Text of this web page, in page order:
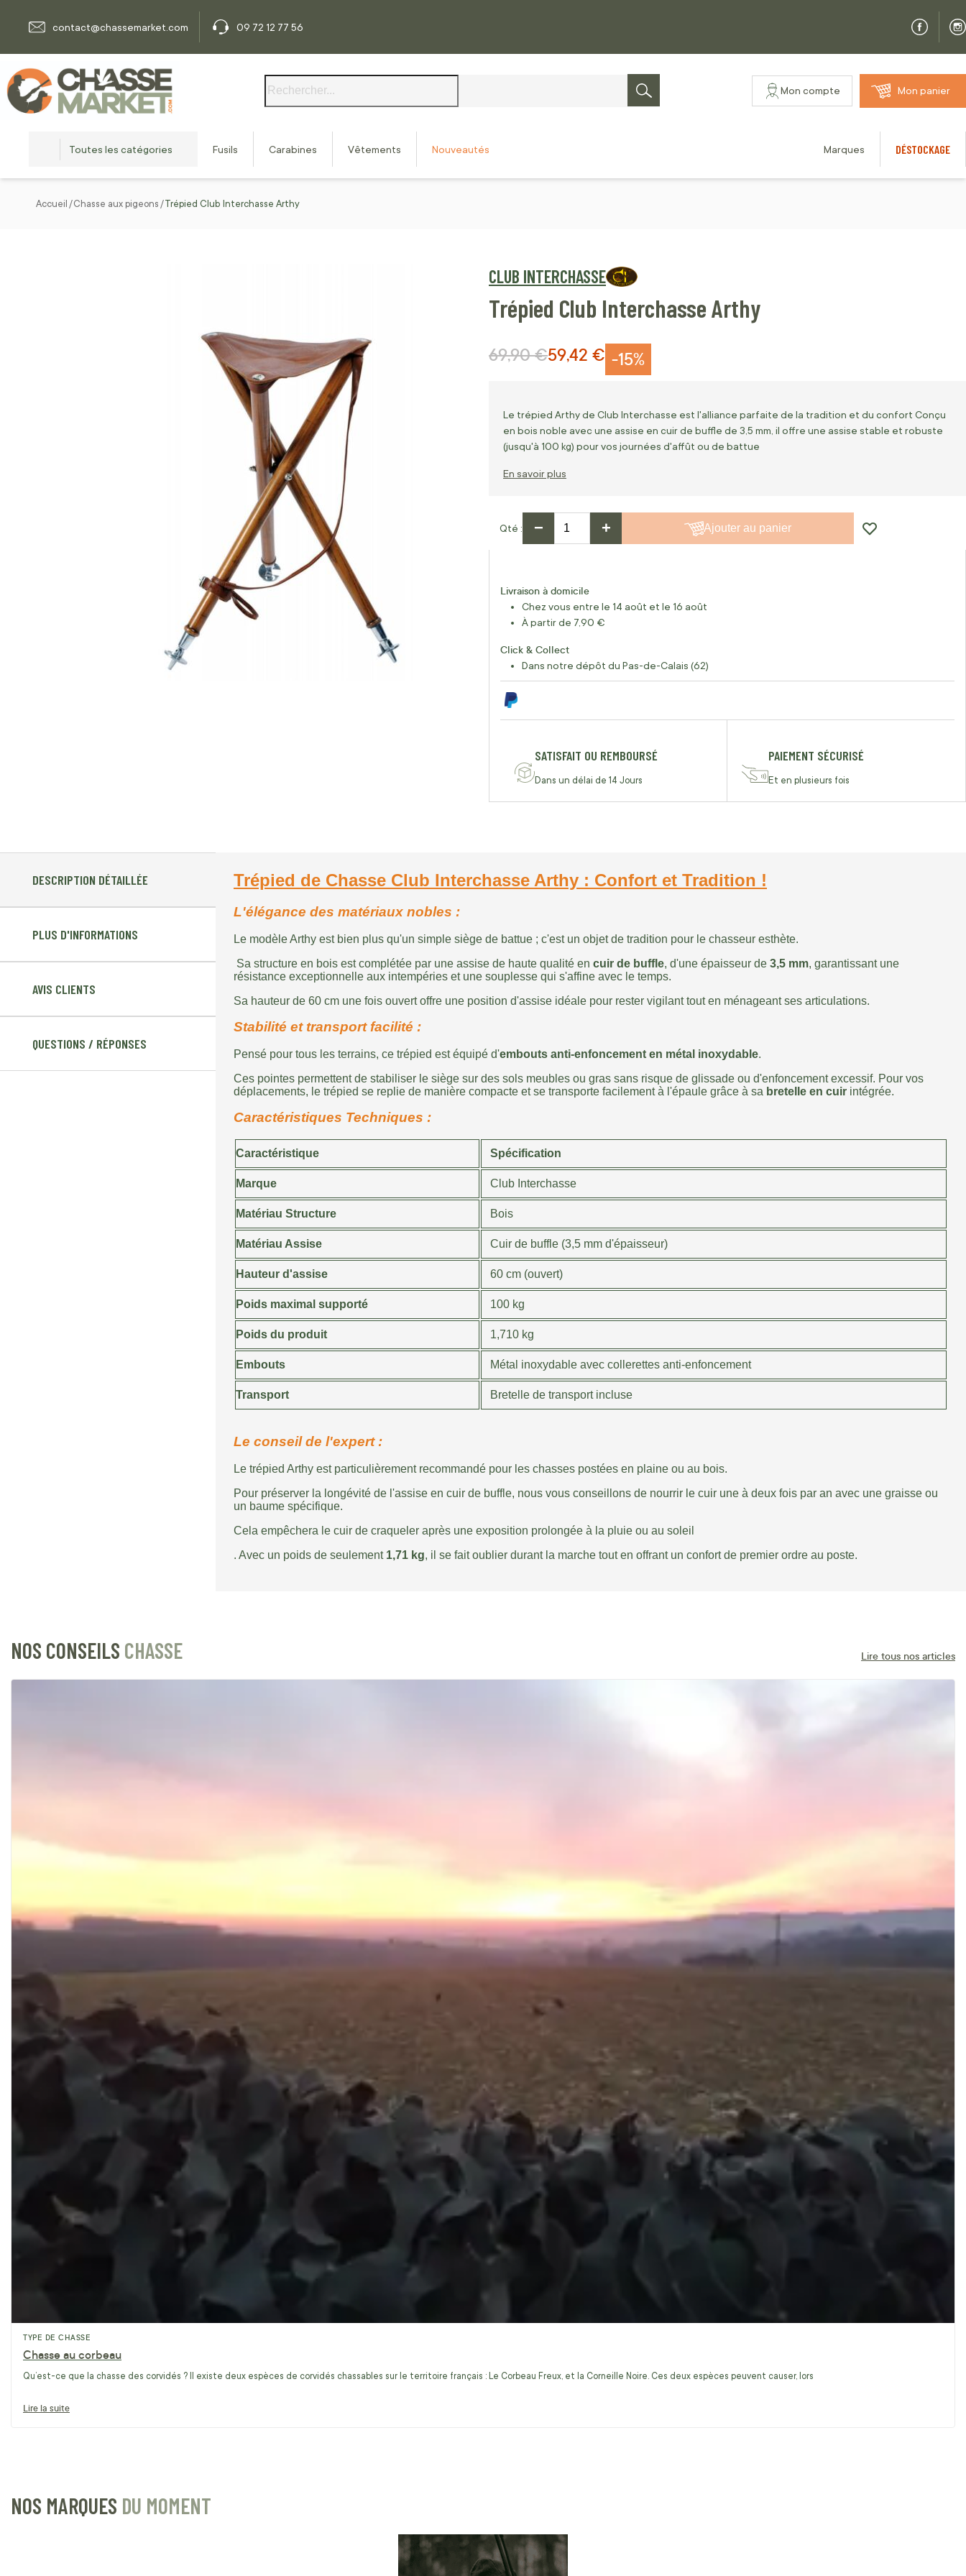
contact@chassemarket.com
09 72 12 77 56
Rechercher
Mon compte Mon panier
Toutes les catégories Fusils Carabines Vêtements Nouveautés Marques DÉSTOCKAGE
Accueil Chasse aux pigeons Trépied Club Interchasse Arthy
CLUB INTERCHASSE
Trépied Club Interchasse Arthy
-15%
Prix Spécial
59,42 €
Prix normal
69,90 €
Le trépied Arthy de Club Interchasse est l'alliance parfaite de la tradition et du confort Conçu
en bois noble avec une assise en cuir de buffle de 3,5 mm, il offre une assise stable et robuste
(jusqu'à 100 kg) pour vos journées d'affût ou de battue
En savoir plus
Qté − + Ajouter au panier
Livraison à domicile
Chez vous entre le 14 août et le 16 août
À partir de 7,90 €
Click & Collect
Dans notre dépôt du Pas-de-Calais (62)
SATISFAIT OU REMBOURSÉ
Dans un délai de 14 Jours
PAIEMENT SÉCURISÉ
Et en plusieurs fois
DESCRIPTION DÉTAILLÉE
PLUS D'INFORMATIONS
AVIS CLIENTS
QUESTIONS / RÉPONSES
Trépied de Chasse Club Interchasse Arthy : Confort et Tradition !
L'élégance des matériaux nobles :
Le modèle Arthy est bien plus qu'un simple siège de battue ; c'est un objet de tradition pour le chasseur esthète.
Sa structure en bois est complétée par une assise de haute qualité en cuir de buffle, d'une épaisseur de 3,5 mm, garantissant une
résistance exceptionnelle aux intempéries et une souplesse qui s'affine avec le temps.
Sa hauteur de 60 cm une fois ouvert offre une position d'assise idéale pour rester vigilant tout en ménageant ses articulations.
Stabilité et transport facilité :
Pensé pour tous les terrains, ce trépied est équipé d'embouts anti-enfoncement en métal inoxydable.
Ces pointes permettent de stabiliser le siège sur des sols meubles ou gras sans risque de glissade ou d'enfoncement excessif. Pour vos
déplacements, le trépied se replie de manière compacte et se transporte facilement à l'épaule grâce à sa bretelle en cuir intégrée.
Caractéristiques Techniques :
Caractéristique Spécification
Marque Club Interchasse
Matériau Structure Bois
Matériau Assise Cuir de buffle (3,5 mm d'épaisseur)
Hauteur d'assise 60 cm (ouvert)
Poids maximal supporté 100 kg
Poids du produit 1,710 kg
Embouts Métal inoxydable avec collerettes anti-enfoncement
Transport Bretelle de transport incluse
Le conseil de l'expert :
Le trépied Arthy est particulièrement recommandé pour les chasses postées en plaine ou au bois.
Pour préserver la longévité de l'assise en cuir de buffle, nous vous conseillons de nourrir le cuir une à deux fois par an avec une graisse ou
un baume spécifique.
Cela empêchera le cuir de craqueler après une exposition prolongée à la pluie ou au soleil
. Avec un poids de seulement 1,71 kg, il se fait oublier durant la marche tout en offrant un confort de premier ordre au poste.
NOS CONSEILS CHASSE Lire tous nos articles
TYPE DE CHASSE
Chasse au corbeau
Qu’est-ce que la chasse des corvidés ? Il existe deux espèces de corvidés chassables sur le territoire français : Le Corbeau Freux, et la Corneille Noire. Ces deux espèces peuvent causer, lors
Lire la suite
NOS MARQUES DU MOMENT